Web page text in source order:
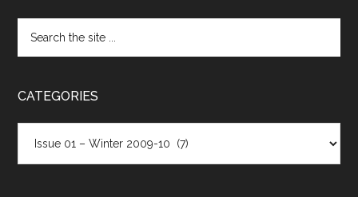
the
CATEGORIES